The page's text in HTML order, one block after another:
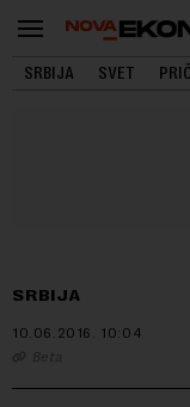
SRBIJA SVET
SRBIJA
10.06.2016. 10:04
Beta